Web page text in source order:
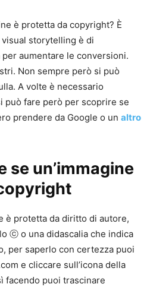
è protetta da copyright? È
storytelling è di
aumentare le conversioni.
Non sempre però si può
A volte è necessario
può fare però per scoprire se
prendere da Google o un altro
se un’immagine
è protetta da diritto di autore,
ⓒ o una didascalia che indica
per saperlo con certezza puoi
e cliccare sull’icona della
facendo puoi trascinare